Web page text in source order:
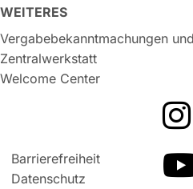
WEITERES
Vergabebekanntmachungen
Zentralwerkstatt
Welcome Center
Barrierefreiheit
Datenschutz